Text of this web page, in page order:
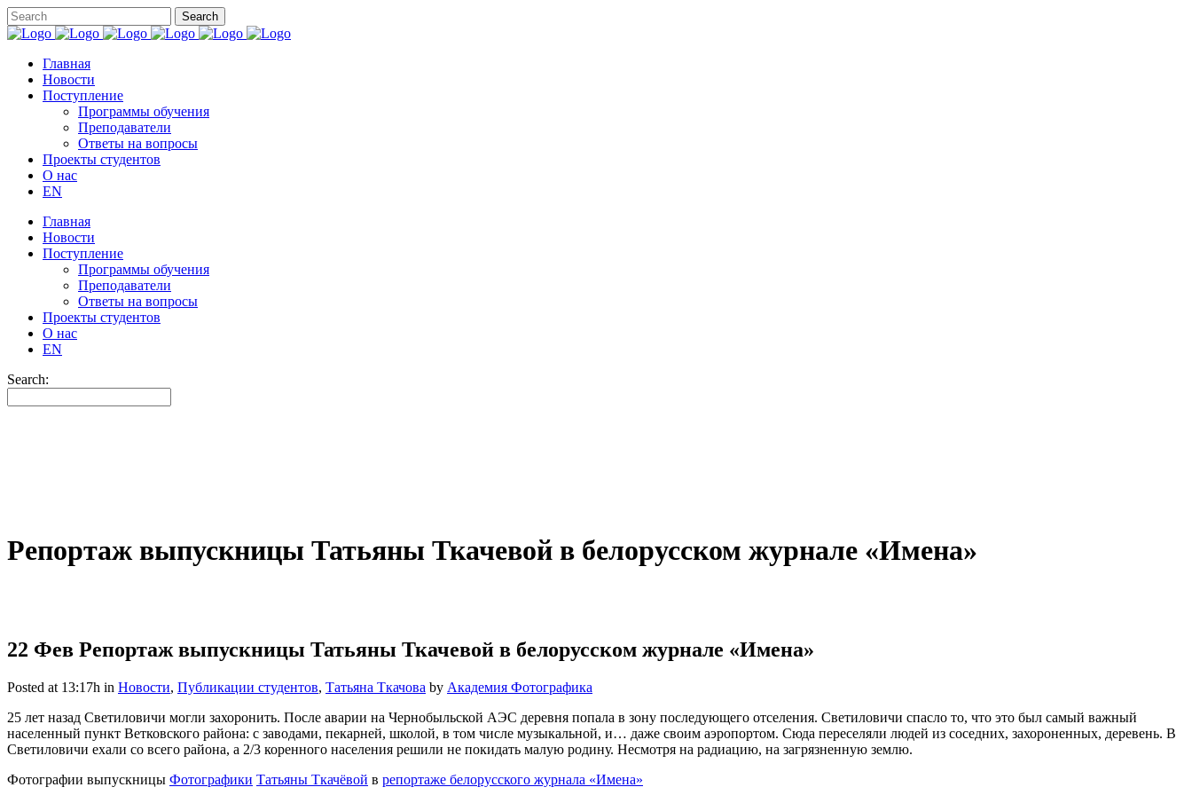
Главная
Новости
Поступление
Программы обучения
Преподаватели
Ответы на вопросы
Проекты студентов
О нас
EN
Главная
Новости
Поступление
Программы обучения
Преподаватели
Ответы на вопросы
Проекты студентов
О нас
EN
Search:
Репортаж выпускницы Татьяны Ткачевой в белорусском журнале «Имена»
22 Фев Репортаж выпускницы Татьяны Ткачевой в белорусском журнале «Имена»
Posted at 13:17h in Новости, Публикации студентов, Татьяна Ткачова by Академия Фотографика
25 лет назад Светиловичи могли захоронить. После аварии на Чернобыльской АЭС деревня попала в зону последующего отселения. Светиловичи спасло то, что это был самый важный
населенный пункт Ветковского района: с заводами, пекарней, школой, в том числе музыкальной, и… даже своим аэропортом. Сюда переселяли людей из соседних, захороненных, деревень. В
Светиловичи ехали со всего района, а 2/3 коренного населения решили не покидать малую родину. Несмотря на радиацию, на загрязненную землю.
Фотографии выпускницы Фотографики Татьяны Ткачёвой в репортаже белорусского журнала «Имена»